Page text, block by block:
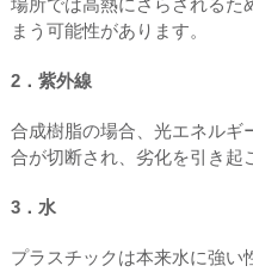
場所では高熱にさらされるた
まう可能性があります。
2．紫外線
合成樹脂の場合、光エネルギ
合が切断され、劣化を引き起
3．水
プラスチックは本来水に強い